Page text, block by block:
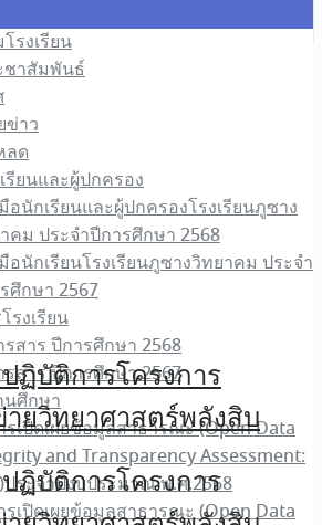
รงเรียน
ชาสัมพันธ์
ข่าว
ลด
ยนและผู้ปกครอง
นักเรียนและผู้ปกครองโรงเรียนภูซาง
คม ประจำปีการศึกษา 2568
นักเรียนโรงเรียนภูซางวิทยาคม ประจำ
ศึกษา 2567
รงเรียน
สาร ปีการศึกษา 2568
สาร ปีการศึกษา 2567
นศึกษา
เปิดเผยข้อมูลสาธารณะ (Open Data
and Transparency Assessment:
ประจำปีงบประมาณ พ.ศ.2568
เปิดเผยข้อมูลสาธารณะ (Open Data
ฏิบัติการ​โครงการ
ายวิทยาศาสตร์พลังสิบ
ฏิบัติการ​โครงการ